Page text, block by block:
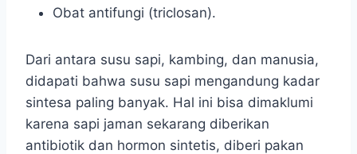
Obat antifungi (triclosan).
Dari antara susu sapi, kambing, dan manusia,
didapati bahwa susu sapi mengandung kadar
sintesa paling banyak. Hal ini bisa dimaklumi
karena sapi jaman sekarang diberikan
antibiotik dan hormon sintetis, diberi pakan